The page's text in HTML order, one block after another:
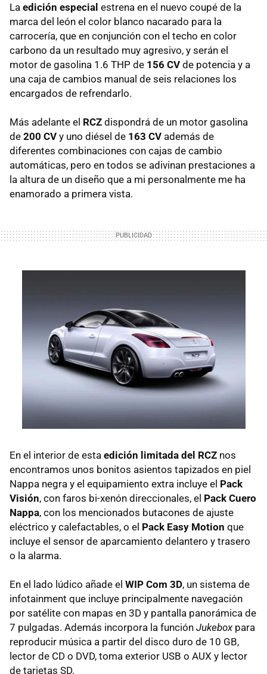
La edición especial estrena en el nuevo coupé de la
marca del león el color blanco nacarado para la
carrocería, que en conjunción con el techo en color
carbono da un resultado muy agresivo, y serán el
motor de gasolina 1.6 THP de 156 CV de potencia y a
una caja de cambios manual de seis relaciones los
encargados de refrendarlo.
Más adelante el RCZ dispondrá de un motor gasolina
de 200 CV y uno diésel de 163 CV además de
diferentes combinaciones con cajas de cambio
automáticas, pero en todos se adivinan prestaciones a
la altura de un diseño que a mi personalmente me ha
enamorado a primera vista.
En el interior de esta edición limitada del RCZ nos
encontramos unos bonitos asientos tapizados en piel
Nappa negra y el equipamiento extra incluye el Pack
Visión, con faros bi-xenón direccionales, el Pack Cuero
Nappa, con los mencionados butacones de ajuste
eléctrico y calefactables, o el Pack Easy Motion que
incluye el sensor de aparcamiento delantero y trasero
o la alarma.
En el lado lúdico añade el WIP Com 3D, un sistema de
infotainment que incluye principalmente navegación
por satélite con mapas en 3D y pantalla panorámica de
7 pulgadas. Además incorpora la función Jukebox para
reproducir música a partir del disco duro de 10 GB,
lector de CD o DVD, toma exterior USB o AUX y lector
de tarjetas SD.